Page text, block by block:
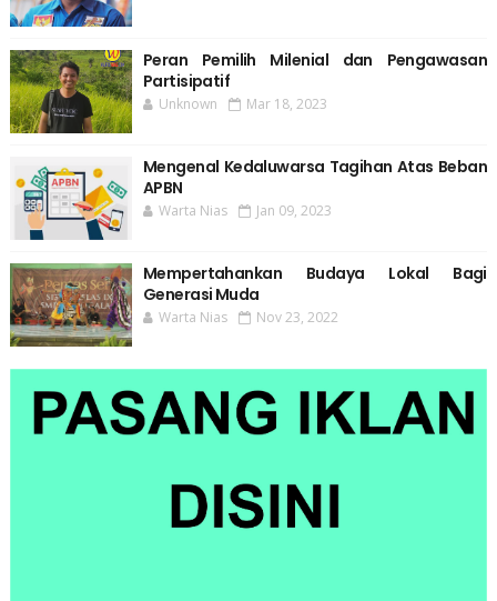
Peran Pemilih Milenial dan Pengawasan
Partisipatif
Unknown Mar 18, 2023
Mengenal Kedaluwarsa Tagihan Atas Beban
APBN
Warta Nias Jan 09, 2023
Mempertahankan Budaya Lokal Bagi
Generasi Muda
Warta Nias Nov 23, 2022